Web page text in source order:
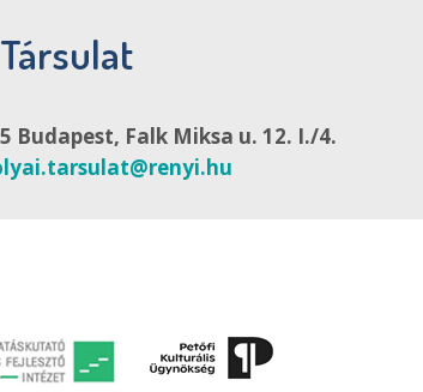
Budapest, Falk Miksa u. 12. I./4.